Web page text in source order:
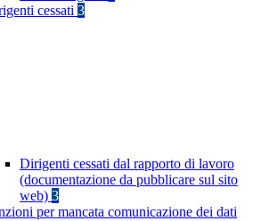
cessati 3
Dirigenti cessati dal rapporto di lavoro
(documentazione da pubblicare sul sito
web) 3
per mancata comunicazione dei dati